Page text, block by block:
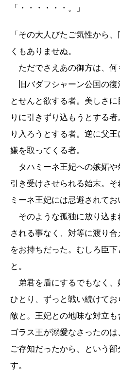
「・・・・・・。」
「その大人びたご気性から
くもありませぬ。
ただでさえあの御方は、何
旧バダフシャーン公国の復
とせんと欲する者。美しさ
りに引きずり込もうとする
り入ろうとする者。逆に父
嫌を取ってくる者。
タハミーネ王妃への嫉妬や
引き受けさせられる始末。
ミーネ王妃には忌避されてお
そのような孤独に放り込ま
される事なく、対等に渡り合
をお持ちだった。むしろ臣
と。
弟君を盾にするでもなく、
ひとり、ずっと戦い続けて
敵と。王妃との地味な対立
ゴラス王が溺愛なさったの
ご存知だったから、という
す。